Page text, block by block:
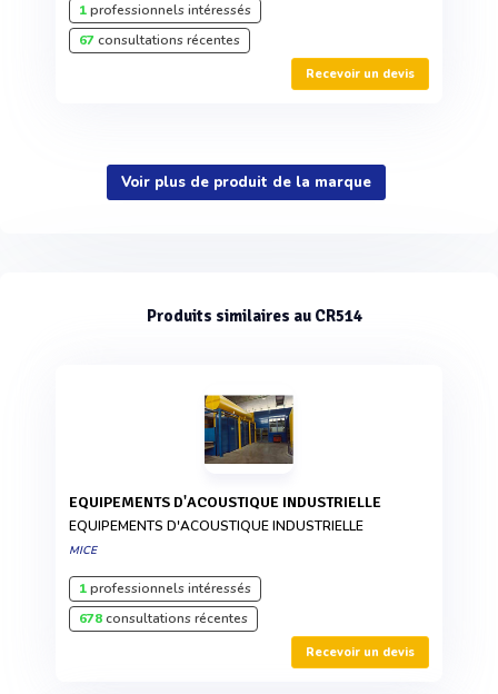
1professionnels intéressés
67consultations récentes
Recevoir un devis
Voir plus de produit de la marque
Produits similaires au CR514
EQUIPEMENTS D'ACOUSTIQUE INDUSTRIELLE
EQUIPEMENTS D'ACOUSTIQUE INDUSTRIELLE
MICE
1professionnels intéressés
678consultations récentes
Recevoir un devis